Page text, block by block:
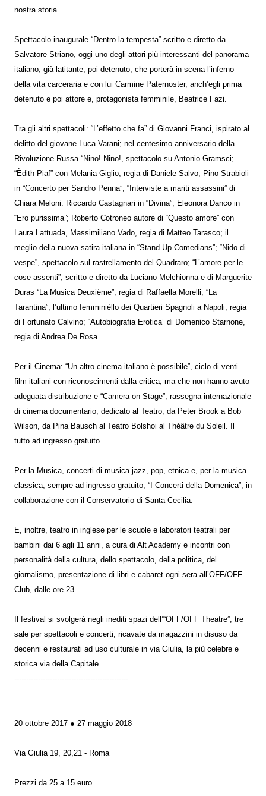
nostra storia.
Spettacolo inaugurale “Dentro la tempesta” scritto e diretto da
Salvatore Striano, oggi uno degli attori più interessanti del panorama
italiano, già latitante, poi detenuto, che porterà in scena l’inferno
della vita carceraria e con lui Carmine Paternoster, anch’egli prima
detenuto e poi attore e, protagonista femminile, Beatrice Fazi.
Tra gli altri spettacoli: “L’effetto che fa” di Giovanni Franci, ispirato al
delitto del giovane Luca Varani; nel centesimo anniversario della
Rivoluzione Russa “Nino! Nino!, spettacolo su Antonio Gramsci;
“Èdith Piaf” con Melania Giglio, regia di Daniele Salvo; Pino Strabioli
in “Concerto per Sandro Penna”; “Interviste a mariti assassini” di
Chiara Meloni: Riccardo Castagnari in “Divina”; Eleonora Danco in
“Ero purissima”; Roberto Cotroneo autore di “Questo amore” con
Laura Lattuada, Massimiliano Vado, regia di Matteo Tarasco; il
meglio della nuova satira italiana in “Stand Up Comedians”; “Nido di
vespe”, spettacolo sul rastrellamento del Quadraro; “L’amore per le
cose assenti”, scritto e diretto da Luciano Melchionna e di Marguerite
Duras “La Musica Deuxième”, regia di Raffaella Morelli; “La
Tarantina”, l’ultimo femminièllo dei Quartieri Spagnoli a Napoli, regia
di Fortunato Calvino; “Autobiografia Erotica” di Domenico Starnone,
regia di Andrea De Rosa.
Per il Cinema: “Un altro cinema italiano è possibile”, ciclo di venti
film italiani con riconoscimenti dalla critica, ma che non hanno avuto
adeguata distribuzione e “Camera on Stage”, rassegna internazionale
di cinema documentario, dedicato al Teatro, da Peter Brook a Bob
Wilson, da Pina Bausch al Teatro Bolshoi al Théâtre du Soleil. Il
tutto ad ingresso gratuito.
Per la Musica, concerti di musica jazz, pop, etnica e, per la musica
classica, sempre ad ingresso gratuito, “I Concerti della Domenica”, in
collaborazione con il Conservatorio di Santa Cecilia.
E, inoltre, teatro in inglese per le scuole e laboratori teatrali per
bambini dai 6 agli 11 anni, a cura di Alt Academy e incontri con
personalità della cultura, dello spettacolo, della politica, del
giornalismo, presentazione di libri e cabaret ogni sera all’OFF/OFF
Club, dalle ore 23.
Il festival si svolgerà negli inediti spazi dell’“OFF/OFF Theatre”, tre
sale per spettacoli e concerti, ricavate da magazzini in disuso da
decenni e restaurati ad uso culturale in via Giulia, la più celebre e
storica via della Capitale.
------------------------------------------------
20 ottobre 2017 ● 27 maggio 2018
Via Giulia 19, 20,21 - Roma
Prezzi da 25 a 15 euro